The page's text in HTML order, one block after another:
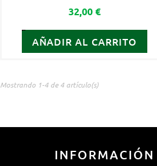
Precio
32,00 €
AÑADIR AL CARRITO
Mostrando 1-4 de 4 artículo(s)
INFORMACIÓN